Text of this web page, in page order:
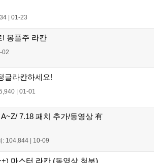
01-23
! 봉풀주 라칸
02
글라칸하세요!
01-01
7.18 패치 추가/동영상 有
: 104,844 10-09
마스터 라칸 (동영상 첨부)